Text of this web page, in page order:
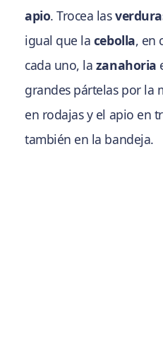
apio. Trocea las
igual que la cebolla, en
cada uno, la zanahoria
grandes pártelas por la
en rodajas y el apio en
también en la bandeja.